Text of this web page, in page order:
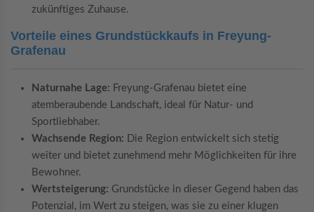
zukünftiges Zuhause.
Vorteile eines Grundstückkaufs in Freyung-
Grafenau
Naturnahe Lage: Freyung-Grafenau bietet eine
atemberaubende Landschaft, ideal für Natur- und
Sportliebhaber.
Wachsende Region: Die Region entwickelt sich stetig
weiter und bietet zunehmend mehr Möglichkeiten für ihre
Bewohner.
Wertsteigerung: Grundstücke in dieser Gegend haben das
Potenzial, im Wert zu steigen, was sie zu einer klugen